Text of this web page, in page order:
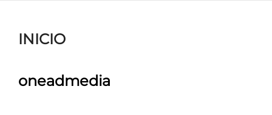
INICIO
oneadmedia